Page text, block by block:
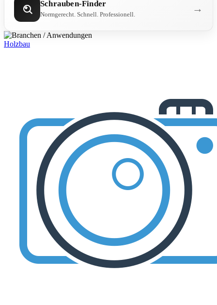
Schrauben-Finder
Normgerecht. Schnell. Professionell. →
Holzbau